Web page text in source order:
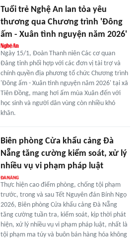
Tuổi trẻ Nghệ An lan tỏa yêu
thương qua Chương trình 'Đông
ấm - Xuân tình nguyện năm 2026'
Ngày 15/1, Đoàn Thanh niên Các cơ quan
Đảng tỉnh phối hợp với các đơn vị tài trợ và
chính quyền địa phương tổ chức Chương trình
'Đông ấm - Xuân tình nguyện năm 2026' tại xã
Tiên Đồng, mang hơi ấm mùa Xuân đến với
học sinh và người dân vùng còn nhiều khó
khăn.
Biên phòng Cửa khẩu cảng Đà
Nẵng tăng cường kiểm soát, xử lý
nhiều vụ vi phạm pháp luật
Thực hiện cao điểm phòng, chống tội phạm
trước, trong và sau Tết Nguyên đán Bính Ngọ
2026, Biên phòng Cửa khẩu cảng Đà Nẵng
tăng cường tuần tra, kiểm soát, kịp thời phát
hiện, xử lý nhiều vụ vi phạm pháp luật, nhất là
tội phạm ma túy và buôn bán hàng hóa không